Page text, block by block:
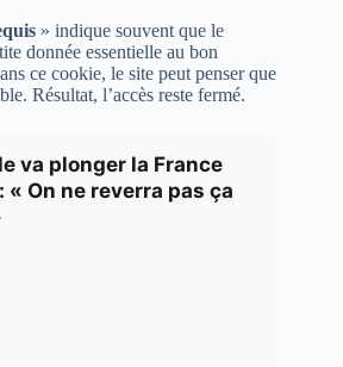
» indique souvent que le
donnée essentielle au bon
ce cookie, le site peut penser que
Résultat, l’accès reste fermé.
va plonger la France
« On ne reverra pas ça